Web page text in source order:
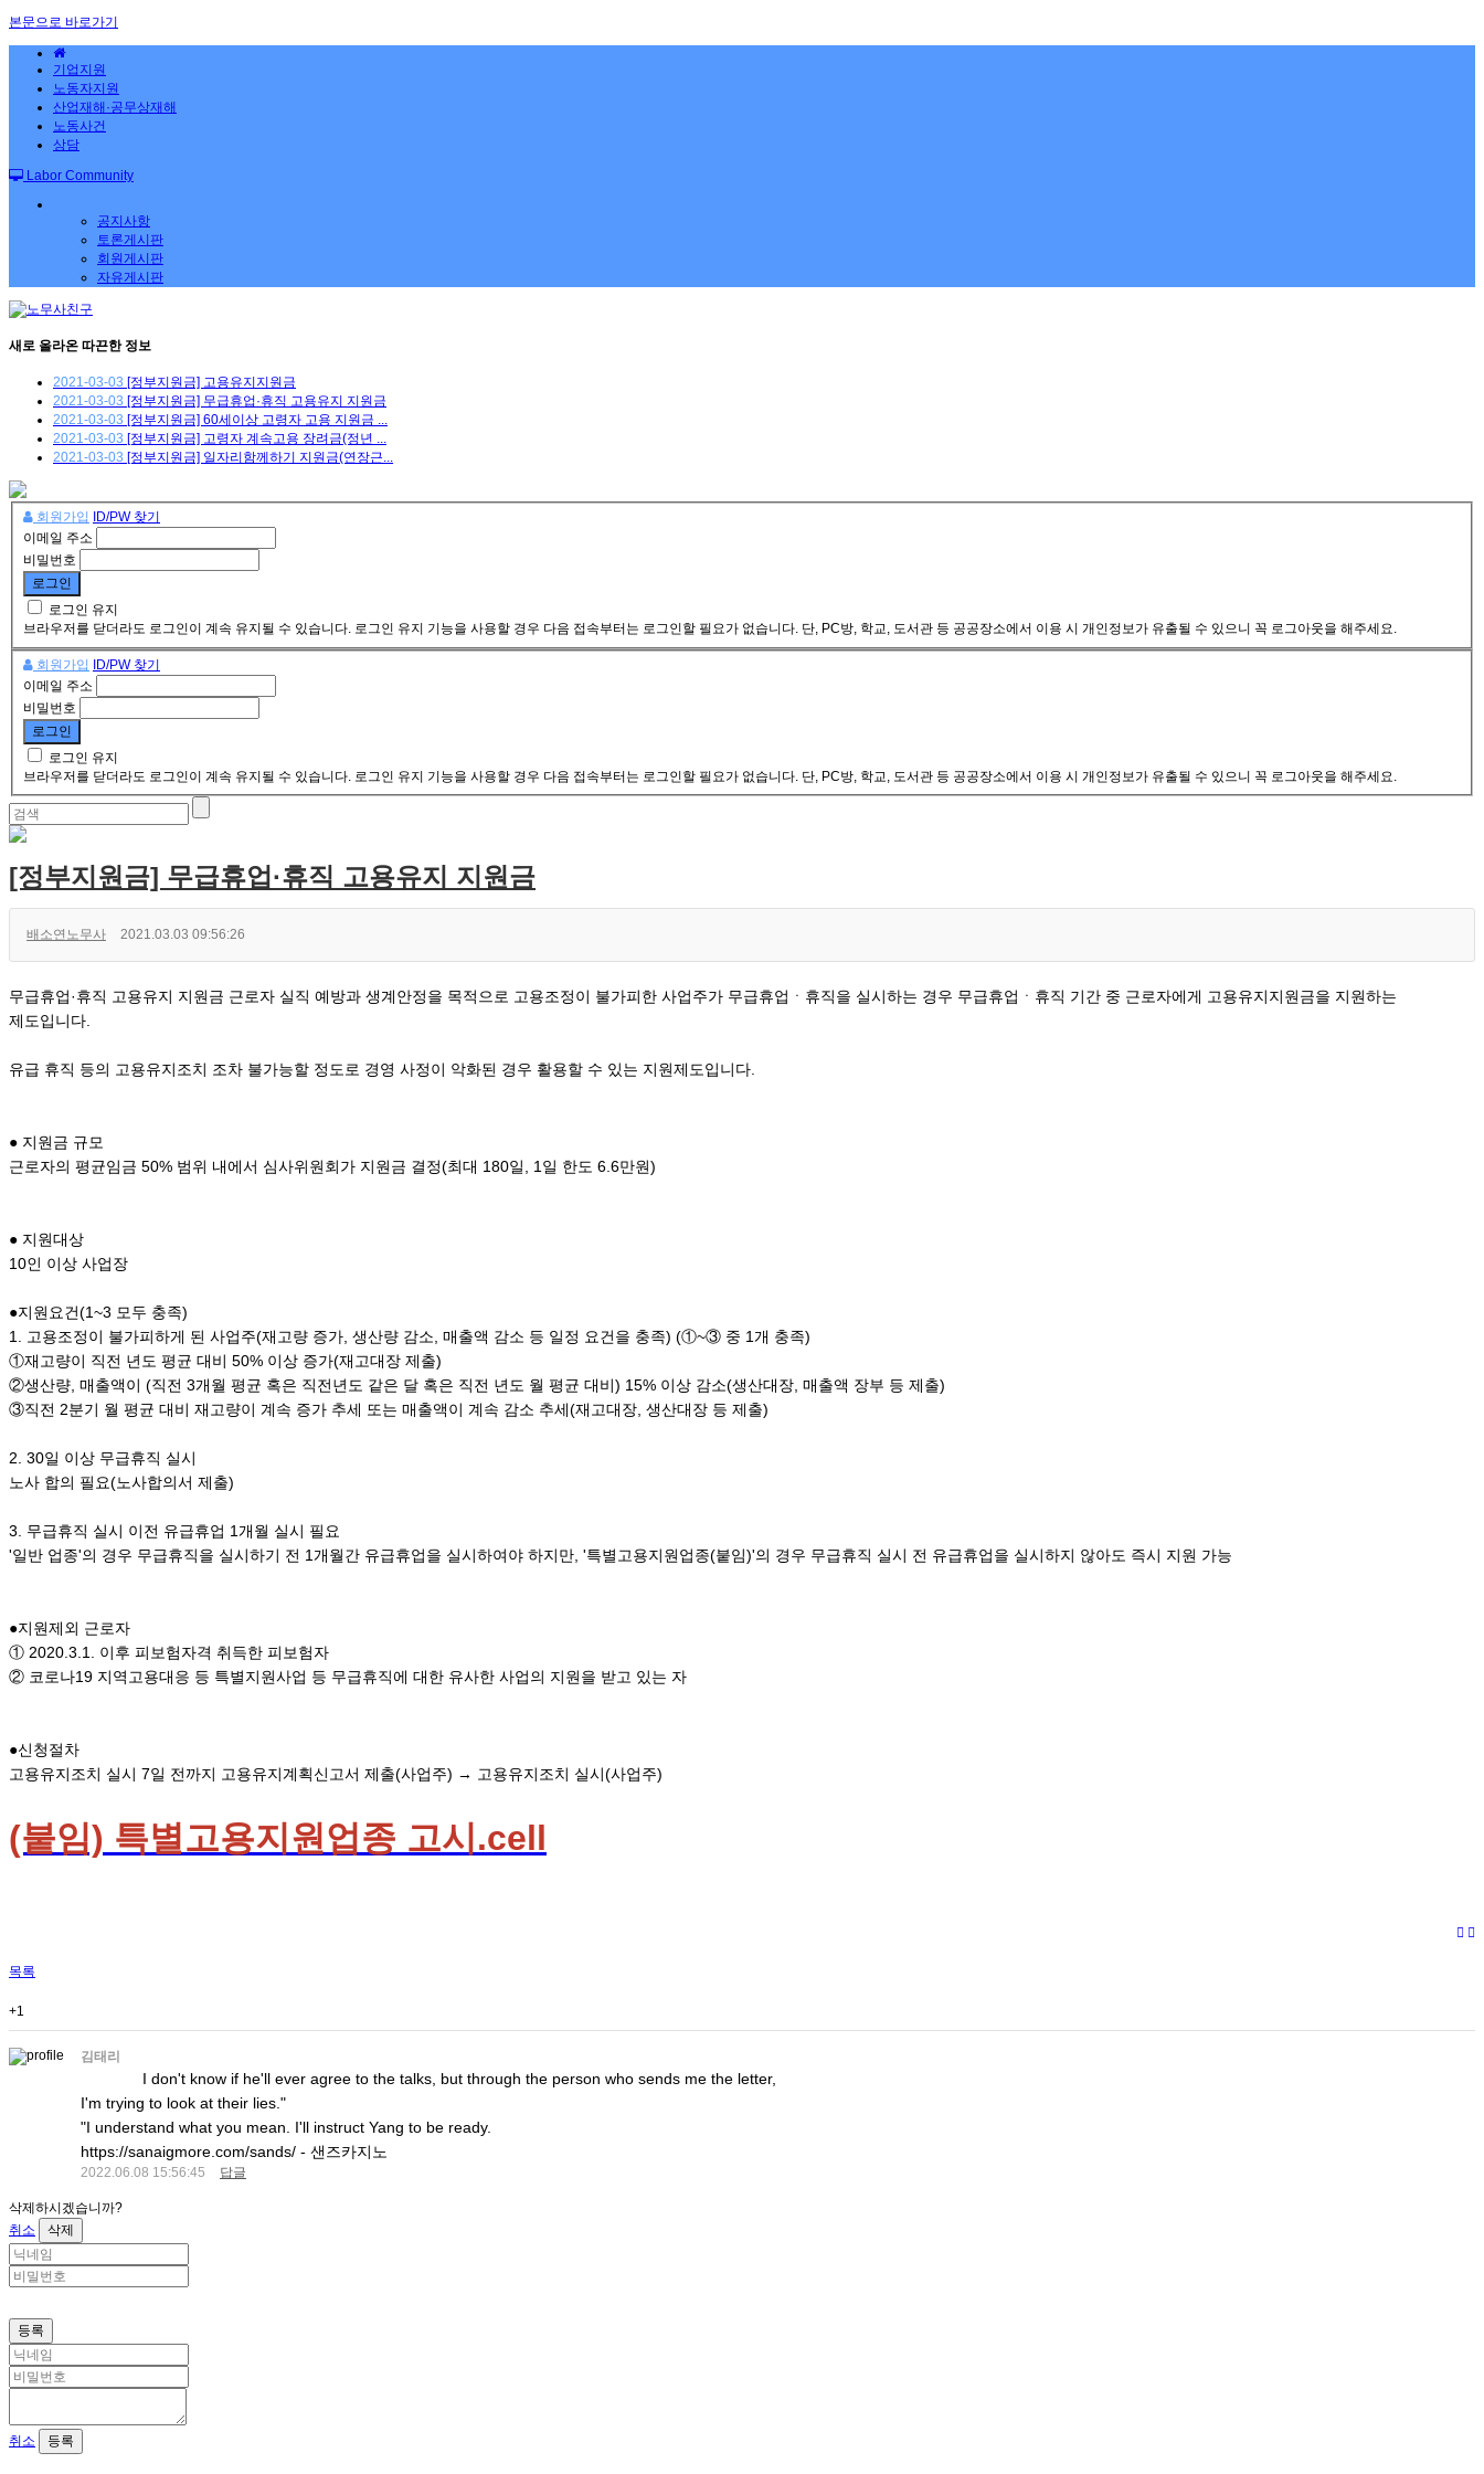
본문으로 바로가기
기업지원
노동자지원
산업재해·공무상재해
노동사건
상담
Labor Community
공지사항
토론게시판
회원게시판
자유게시판
새로 올라온 따끈한 정보
2021-03-03 [정부지원금] 고용유지지원금
2021-03-03 [정부지원금] 무급휴업·휴직 고용유지 지원금
2021-03-03 [정부지원금] 60세이상 고령자 고용 지원금 ...
2021-03-03 [정부지원금] 고령자 계속고용 장려금(정년 ...
2021-03-03 [정부지원금] 일자리함께하기 지원금(연장근...
회원가입
ID/PW 찾기
이메일 주소
비밀번호
로그인 유지
브라우저를 닫더라도 로그인이 계속 유지될 수 있습니다. 로그인 유지 기능을 사용할 경우 다음 접속부터는 로그인할 필요가 없습니다. 단, PC방, 학교, 도서관 등 공공장소에서 이용 시 개인정보가 유출될 수 있으니 꼭 로그아웃을 해주세요.
회원가입 ID/PW 찾기
이메일 주소
비밀번호
로그인 유지
브라우저를 닫더라도 로그인이 계속 유지될 수 있습니다. 로그인 유지 기능을 사용할 경우 다음 접속부터는 로그인할 필요가 없습니다. 단, PC방, 학교, 도서관 등 공공장소에서 이용 시 개인정보가 유출될 수 있으니 꼭 로그아웃을 해주세요.
[정부지원금] 무급휴업·휴직 고용유지 지원금
배소연노무사 2021.03.03 09:56:26
무급휴업·휴직 고용유지 지원금 근로자 실직 예방과 생계안정을 목적으로 고용조정이 불가피한 사업주가 무급휴업ㆍ휴직을 실시하는 경우 무급휴업ㆍ휴직 기간 중 근로자에게 고용유지지원금을 지원하는
제도입니다.
유급 휴직 등의 고용유지조치 조차 불가능할 정도로 경영 사정이 악화된 경우 활용할 수 있는 지원제도입니다.
● 지원금 규모
근로자의 평균임금 50% 범위 내에서 심사위원회가 지원금 결정(최대 180일, 1일 한도 6.6만원)
● 지원대상
10인 이상 사업장
●지원요건(1~3 모두 충족)
1. 고용조정이 불가피하게 된 사업주(재고량 증가, 생산량 감소, 매출액 감소 등 일정 요건을 충족) (①~③ 중 1개 충족)
①재고량이 직전 년도 평균 대비 50% 이상 증가(재고대장 제출)
②생산량, 매출액이 (직전 3개월 평균 혹은 직전년도 같은 달 혹은 직전 년도 월 평균 대비) 15% 이상 감소(생산대장, 매출액 장부 등 제출)
③직전 2분기 월 평균 대비 재고량이 계속 증가 추세 또는 매출액이 계속 감소 추세(재고대장, 생산대장 등 제출)
2. 30일 이상 무급휴직 실시
노사 합의 필요(노사합의서 제출)
3. 무급휴직 실시 이전 유급휴업 1개월 실시 필요
'일반 업종'의 경우 무급휴직을 실시하기 전 1개월간 유급휴업을 실시하여야 하지만, '특별고용지원업종(붙임)'의 경우 무급휴직 실시 전 유급휴업을 실시하지 않아도 즉시 지원 가능
●지원제외 근로자
① 2020.3.1. 이후 피보험자격 취득한 피보험자
② 코로나19 지역고용대응 등 특별지원사업 등 무급휴직에 대한 유사한 사업의 지원을 받고 있는 자
●신청절차
고용유지조치 실시 7일 전까지 고용유지계획신고서 제출(사업주) → 고용유지조치 실시(사업주)
(붙임) 특별고용지원업종 고시.cell
목록
+1
김태리
I don't know if he'll ever agree to the talks, but through the person who sends me the letter,
I'm trying to look at their lies."
"I understand what you mean. I'll instruct Yang to be ready.
https://sanaigmore.com/sands/ - 샌즈카지노
2022.06.08 15:56:45 답글
삭제하시겠습니까?
취소
삭제
등록
취소 등록